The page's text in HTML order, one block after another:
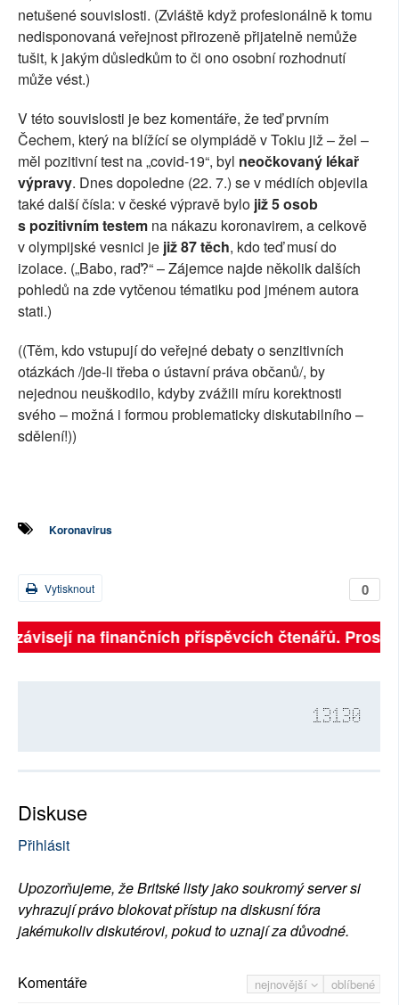
netušené souvislosti. (Zvláště když profesionálně k tomu
nedisponovaná veřejnost přirozeně přijatelně nemůže
tušit, k jakým důsledkům to či ono osobní rozhodnutí
může vést.)
V této souvislosti je bez komentáře, že teď prvním
Čechem, který na blížící se olympiádě v Tokiu již – žel –
měl pozitivní test na „covid-19“, byl neočkovaný lékař
výpravy. Dnes dopoledne (22. 7.) se v médiích objevila
také další čísla: v české výpravě bylo již 5 osob
s pozitivním testem na nákazu koronavirem, a celkově
v olympijské vesnici je již 87 těch, kdo teď musí do
izolace. („Babo, raď?“ – Zájemce najde několik dalších
pohledů na zde vytčenou tématiku pod jménem autora
stati.)
((Těm, kdo vstupují do veřejné debaty o senzitivních
otázkách /jde-li třeba o ústavní práva občanů/, by
nejednou neuškodilo, kdyby zvážili míru korektnosti
svého – možná i formou problematicky diskutabilního –
sdělení!))
Koronavirus
0
Vytisknout
na finančních příspěvcích čtenářů.
13130
Diskuse
Přihlásit
Upozorňujeme, že Britské listy jako soukromý server si
vyhrazují právo blokovat přístup na diskusní fóra
jakémukoliv diskutérovi, pokud to uznají za důvodné.
nejnovější oblíbené
Komentáře